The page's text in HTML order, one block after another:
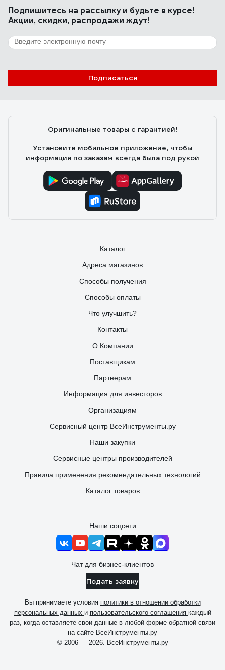
Подпишитесь на рассылкуи будьте в курсе!
Акции, скидки, распродажи ждут!
Подписаться
Оригинальные товары с гарантией!
Установите мобильное приложение, чтобы
информация по заказам всегда была под рукой
Каталог
Адреса магазинов
Способы получения
Способы оплаты
Что улучшить?
Контакты
О Компании
Поставщикам
Партнерам
Информация для инвесторов
Организациям
Сервисный центр ВсеИнструменты.ру
Наши закупки
Сервисные центры производителей
Правила применения рекомендательных технологий
Каталог товаров
Наши соцсети
Чат для бизнес-клиентов
Подать заявку
Вы принимаете условия политики в отношении обработки
персональных данных и пользовательского соглашения каждый
раз, когда оставляете свои данные в любой форме обратной связи
на сайте ВсеИнструменты.ру
© 2006 — 2026. ВсеИнструменты.ру